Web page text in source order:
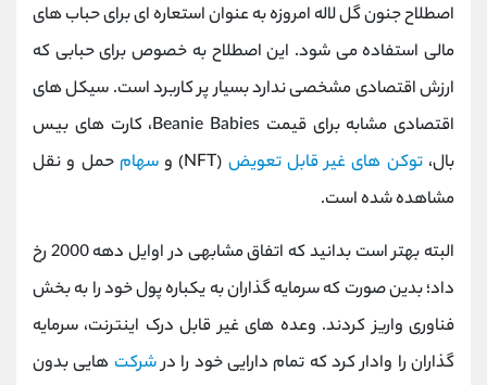
اصطلاح جنون گل لاله امروزه به عنوان استعاره ای برای حباب های
مالی استفاده می شود. این اصطلاح به خصوص برای حبابی که
ارزش اقتصادی مشخصی ندارد بسیار پر کاربرد است. سیکل‌ های
اقتصادی مشابه برای قیمت Beanie Babies، کارت‌ های بیس
بال،توکن ‌های غیر قابل تعویض (
NFT) وسهام حمل و نقل
مشاهده شده است.
البته بهتر است بدانید که اتفاق مشابهی در اوایل دهه 2000 رخ
داد؛ بدین صورت که سرمایه گذاران به یکباره پول خود را به بخش
فناوری واریز کردند. وعده های غیر قابل درک اینترنت، سرمایه
گذاران را وادار کرد که تمام دارایی خود را درشرکت هایی بدون